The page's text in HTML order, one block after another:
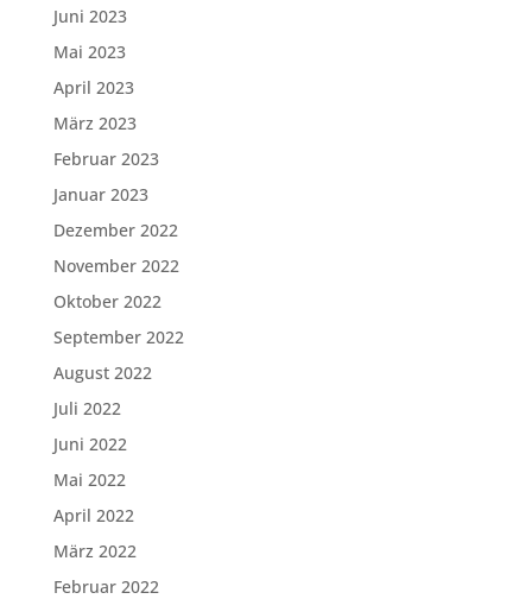
Juni 2023
Mai 2023
April 2023
März 2023
Februar 2023
Januar 2023
Dezember 2022
November 2022
Oktober 2022
September 2022
August 2022
Juli 2022
Juni 2022
Mai 2022
April 2022
März 2022
Februar 2022